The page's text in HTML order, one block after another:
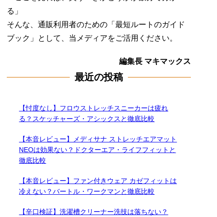
る」
そんな、通販利用者のための「最短ルートのガイド
ブック」として、当メディアをご活用ください。
編集長 マキマックス
最近の投稿
【忖度なし】フロウストレッチスニーカーは疲れ
る？スケッチャーズ・アシックスと徹底比較
【本音レビュー】メディサナ ストレッチエアマット
NEOは効果ない？ドクターエア・ライフフィットと
徹底比較
【本音レビュー】ファン付きウェア カゼフィットは
冷えない？バートル・ワークマンと徹底比較
【辛口検証】洗濯槽クリーナー洗技は落ちない？